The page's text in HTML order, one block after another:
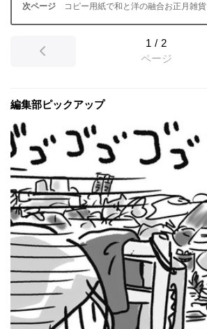
コピー用紙で和と洋の融合お正月雑貨
1 / 2
ページ
編集部ピックアップ